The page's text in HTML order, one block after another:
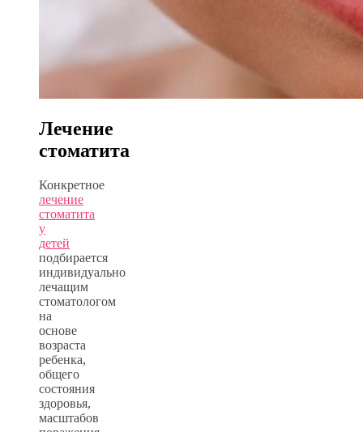
Лечение
стоматита
Конкретное
лечение
стоматита
у
детей
подбирается
индивидуально
лечащим
стоматологом
на
основе
возраста
ребенка,
общего
состояния
здоровья,
масштабов